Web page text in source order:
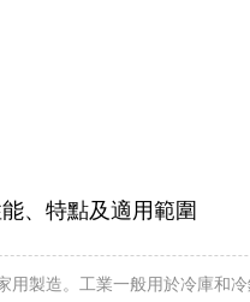
、特點及適用範圍
造。工業一般用於冷庫和